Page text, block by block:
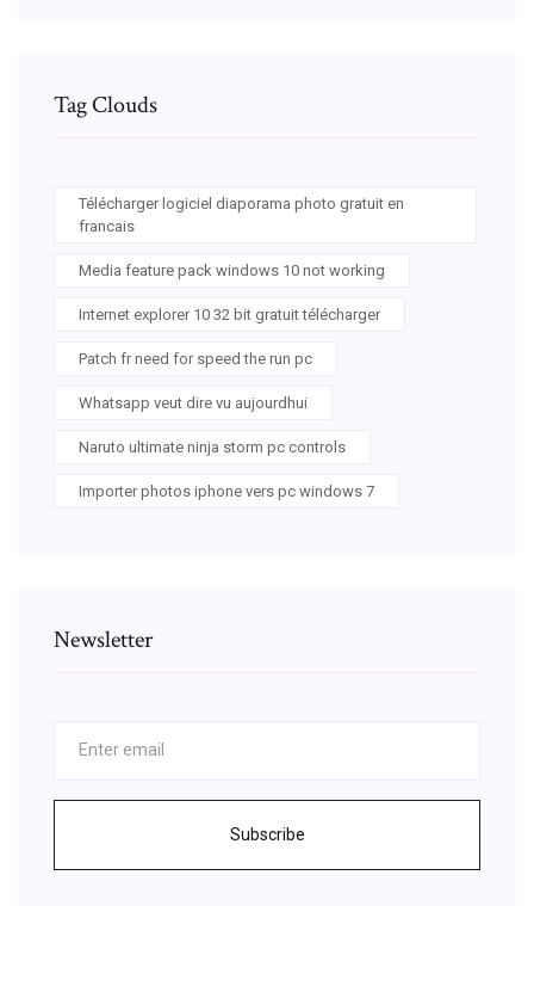
Tag Clouds
Télécharger logiciel diaporama photo gratuit en
francais
Media feature pack windows 10 not working
Internet explorer 10 32 bit gratuit télécharger
Patch fr need for speed the run pc
Whatsapp veut dire vu aujourdhui
Naruto ultimate ninja storm pc controls
Importer photos iphone vers pc windows 7
Newsletter
Subscribe